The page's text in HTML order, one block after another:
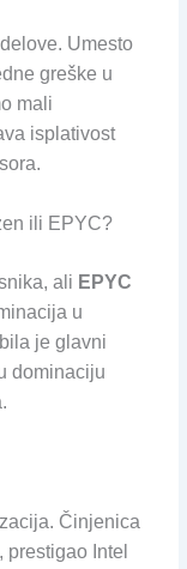
Umesto
greške u
mali
isplativost
ili EPYC?
ali EPYC
u
je glavni
dominaciju
Činjenica
Intel